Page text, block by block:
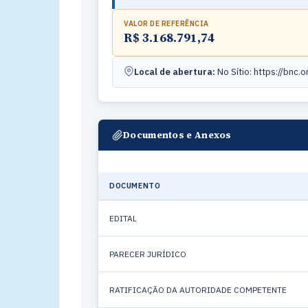
VALOR DE REFERÊNCIA
R$ 3.168.791,74
Local de abertura: No Sítio: https://
Documentos e Anexos
DOCUMENTO
EDITAL
PARECER JURÍDICO
RATIFICAÇÃO DA AUTORIDADE COMPETENTE